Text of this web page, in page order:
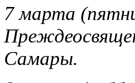
7 марта
Самары.